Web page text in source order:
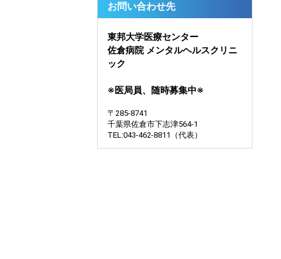
お問い合わせ先
東邦大学医療センター
佐倉病院 メンタルヘルスクリニ
ック
※医局員、随時募集中※
〒285-8741
千葉県佐倉市下志津564-1
TEL:043-462-8811（代表）